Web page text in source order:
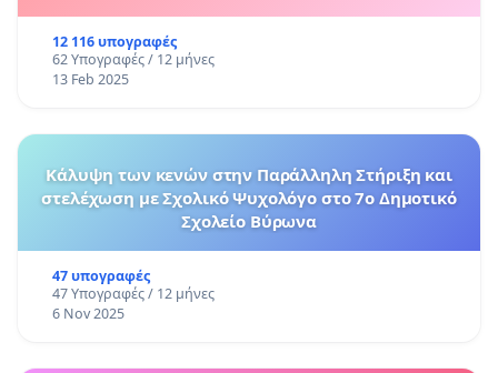
12 116 υπογραφές
62 Υπογραφές / 12 μήνες
13 Feb 2025
Κάλυψη των κενών στην Παράλληλη Στήριξη και
στελέχωση με Σχολικό Ψυχολόγο στο 7ο Δημοτικό
Σχολείο Βύρωνα
47 υπογραφές
47 Υπογραφές / 12 μήνες
6 Nov 2025